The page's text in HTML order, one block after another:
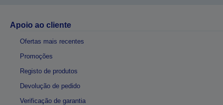
Apoio ao cliente
Ofertas mais recentes
Promoções
Registo de produtos
Devolução de pedido
Verificação de garantia